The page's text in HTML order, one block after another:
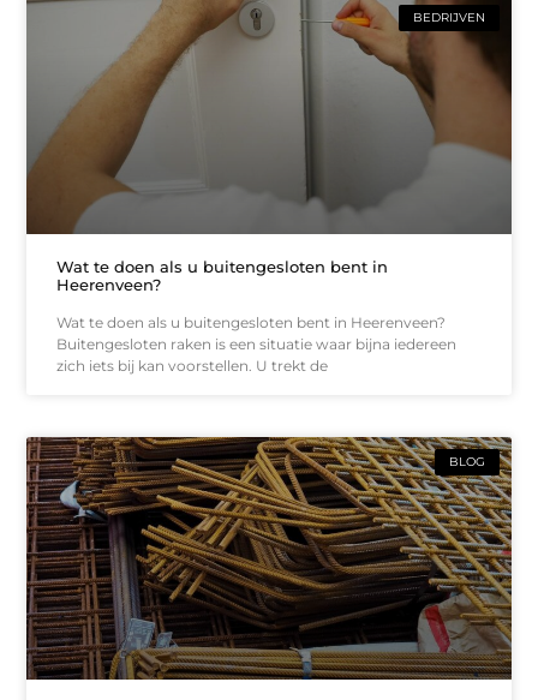
BEDRIJVEN
Wat te doen als u buitengesloten bent in
Heerenveen?
Wat te doen als u buitengesloten bent in Heerenveen?
Buitengesloten raken is een situatie waar bijna iedereen
zich iets bij kan voorstellen. U trekt de
BLOG